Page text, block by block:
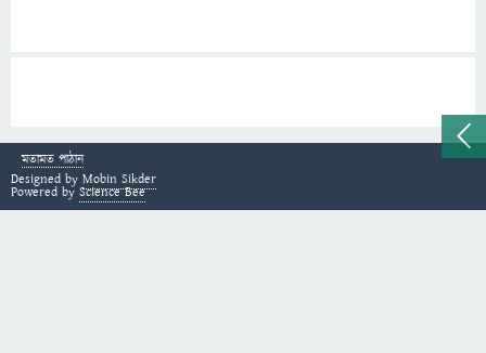
মতামত পাঠান
Designed by Mobin Sikder
Powered by Science Bee